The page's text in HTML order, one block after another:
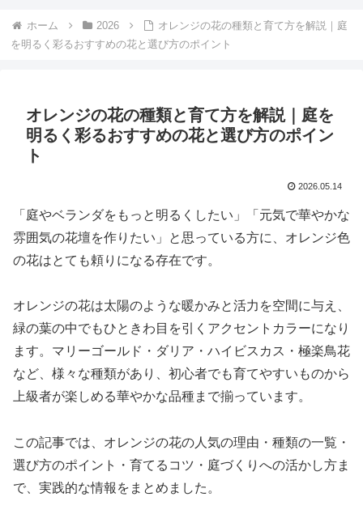
ホーム 2026
オレンジの花の種類と育て方を解説｜庭
を明るく彩るおすすめの花と選び方のポイント
オレンジの花の種類と育て方を解説｜庭を
明るく彩るおすすめの花と選び方のポイン
ト
2026.05.14
「庭やベランダをもっと明るくしたい」「元気で華やかな
雰囲気の花壇を作りたい」と思っている方に、オレンジ色
の花はとても頼りになる存在です。
オレンジの花は太陽のような暖かみと活力を空間に与え、
緑の葉の中でもひときわ目を引くアクセントカラーになり
ます。マリーゴールド・ダリア・ハイビスカス・極楽鳥花
など、様々な種類があり、初心者でも育てやすいものから
上級者が楽しめる華やかな品種まで揃っています。
この記事では、オレンジの花の人気の理由・種類の一覧・
選び方のポイント・育てるコツ・庭づくりへの活かし方ま
で、実践的な情報をまとめました。